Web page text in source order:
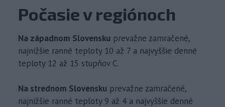
Počasie v regiónoch
Na západnom Slovensku prevažne zamračené,
najnižšie ranné teploty 10 až 7 a najvyššie denné
teploty 12 až 15 stupňov C.
Na strednom Slovensku prevažne zamračené,
najnižšie ranné teploty 9 až 4 a najvyššie denné